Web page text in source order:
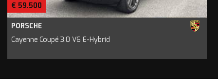
€ 59.500
PORSCHE
Cayenne Coupé 3.0 V6 E-Hybrid